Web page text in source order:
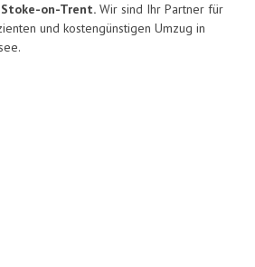
on-Trent. Wir sind Ihr Partner für
und kostengünstigen Umzug in